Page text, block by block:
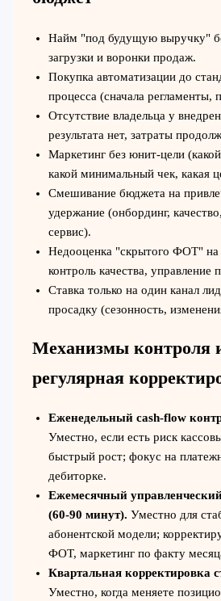
Найм "под будущую выручку"
загрузки и воронки продаж.
Покупка автоматизации до
процесса (сначала регламенты,
Отсутствие владельца у
результата нет, затраты
Маркетинг без юнит-цели
какой минимальный чек, какая
Смешивание бюджета на
удержание (онбординг,
сервис).
Недооценка "скрытого ФОТ" на
контроль качества, управление
Ставка только на один канал
просадку (сезонность,
Механизмы контроля
регулярная
Еженедельный cash-flow
Уместно, если есть риск
быстрый рост; фокус на
дебиторке.
Ежемесячный
(60-90 минут). Уместно для
абонентской модели;
ФОТ, маркетинг по факту
Квартальная корректировка
Уместно, когда меняете